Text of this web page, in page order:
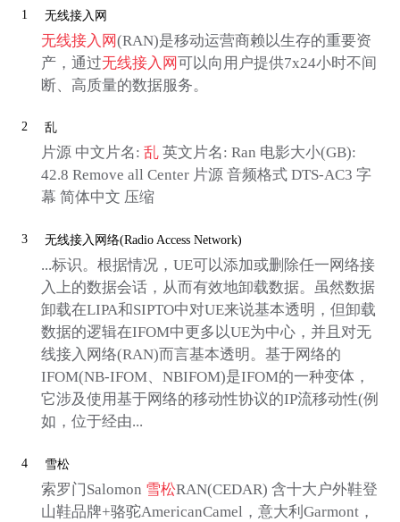
1 无线接入网
无线接入网(RAN)是移动运营商赖以生存的重要资
产，通过无线接入网可以向用户提供7x24小时不间
断、高质量的数据服务。
2 乱
片源 中文片名: 乱英文片名: Ran 电影大小(GB):
42.8 Remove all Center 片源 音频格式 DTS-AC3 字
幕 简体中文 压缩
3 无线接入网络(Radio Access Network)
...标识。根据情况，UE可以添加或删除任一网络接
入上的数据会话，从而有效地卸载数据。虽然数据
卸载在LIPA和SIPTO中对UE来说基本透明，但卸载
数据的逻辑在IFOM中更多以UE为中心，并且对无
线接入网络(RAN)而言基本透明。基于网络的
IFOM(NB-IFOM、NBIFOM)是IFOM的一种变体，
它涉及使用基于网络的移动性协议的IP流移动性(例
如，位于经由...
4 雪松
索罗门Salomon 雪松RAN(CEDAR) 含十大户外鞋登
山鞋品牌+骆驼AmericanCamel，意大利Garmont，